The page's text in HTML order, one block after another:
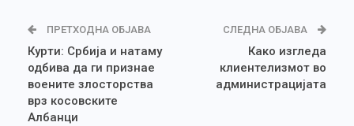
ПРЕТХОДНА ОБЈАВА
Курти: Србија и натаму
одбива да ги признае
воените злосторства
врз косовските
Албанци
СЛЕДНА ОБЈАВА
Како изгледа
клиентелизмот во
администрацијата